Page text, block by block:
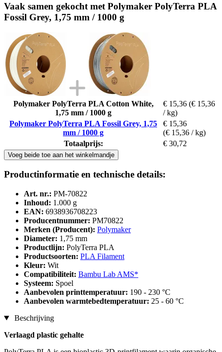
Vaak samen gekocht met Polymaker PolyTerra PLA
Fossil Grey, 1,75 mm / 1000 g
Polymaker PolyTerra PLA Cotton White,
1,75 mm / 1000 g
€ 15,36 (€ 15,36
/ kg)
Polymaker PolyTerra PLA Fossil Grey, 1,75
mm / 1000 g
€ 15,36
(€ 15,36 / kg)
Totaalprijs:
€ 30,72
Voeg beide toe aan het winkelmandje
Productinformatie en technische details:
Art. nr.: PM-70822
Inhoud: 1.000 g
EAN: 6938936708223
Producentnummer: PM70822
Merken (Producent): Polymaker
Diameter: 1,75 mm
Productlijn: PolyTerra PLA
Productsoorten: PLA Filament
Kleur: Wit
Compatibiliteit: Bambu Lab AMS*
Systeem: Spoel
Aanbevolen printtemperatuur: 190 - 230 °C
Aanbevolen warmtebedtemperatuur: 25 - 60 °C
Beschrijving
Verlaagd plastic gehalte